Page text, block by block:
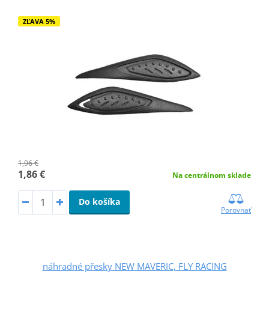
ZĽAVA 5%
1,96 €
1,86 € Na centrálnom sklade
Do košíka
Porovnať
náhradné přesky NEW MAVERIC, FLY RACING